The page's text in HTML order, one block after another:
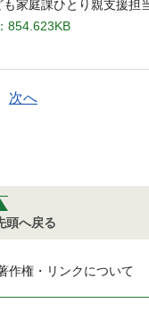
家庭課ひとり親支援担
854.623KB
次へ
頭へ戻る
作権・リンクについて